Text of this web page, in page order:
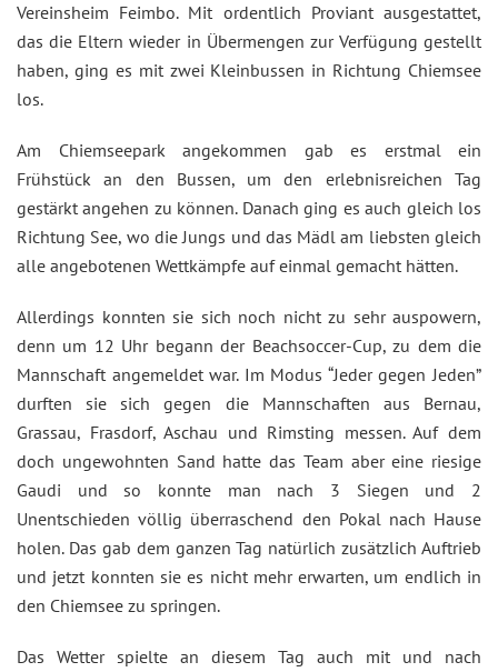
Vereinsheim Feimbo. Mit ordentlich Proviant ausgestattet,
das die Eltern wieder in Übermengen zur Verfügung gestellt
haben, ging es mit zwei Kleinbussen in Richtung Chiemsee
los.
Am Chiemseepark angekommen gab es erstmal ein
Frühstück an den Bussen, um den erlebnisreichen Tag
gestärkt angehen zu können. Danach ging es auch gleich los
Richtung See, wo die Jungs und das Mädl am liebsten gleich
alle angebotenen Wettkämpfe auf einmal gemacht hätten.
Allerdings konnten sie sich noch nicht zu sehr auspowern,
denn um 12 Uhr begann der Beachsoccer-Cup, zu dem die
Mannschaft angemeldet war. Im Modus “Jeder gegen Jeden”
durften sie sich gegen die Mannschaften aus Bernau,
Grassau, Frasdorf, Aschau und Rimsting messen. Auf dem
doch ungewohnten Sand hatte das Team aber eine riesige
Gaudi und so konnte man nach 3 Siegen und 2
Unentschieden völlig überraschend den Pokal nach Hause
holen. Das gab dem ganzen Tag natürlich zusätzlich Auftrieb
und jetzt konnten sie es nicht mehr erwarten, um endlich in
den Chiemsee zu springen.
Das Wetter spielte an diesem Tag auch mit und nach